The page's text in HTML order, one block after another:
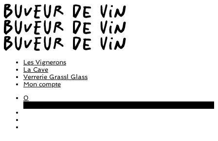
Les Vignerons
La Cave
Verrerie Grassl Glass
Mon compte
0